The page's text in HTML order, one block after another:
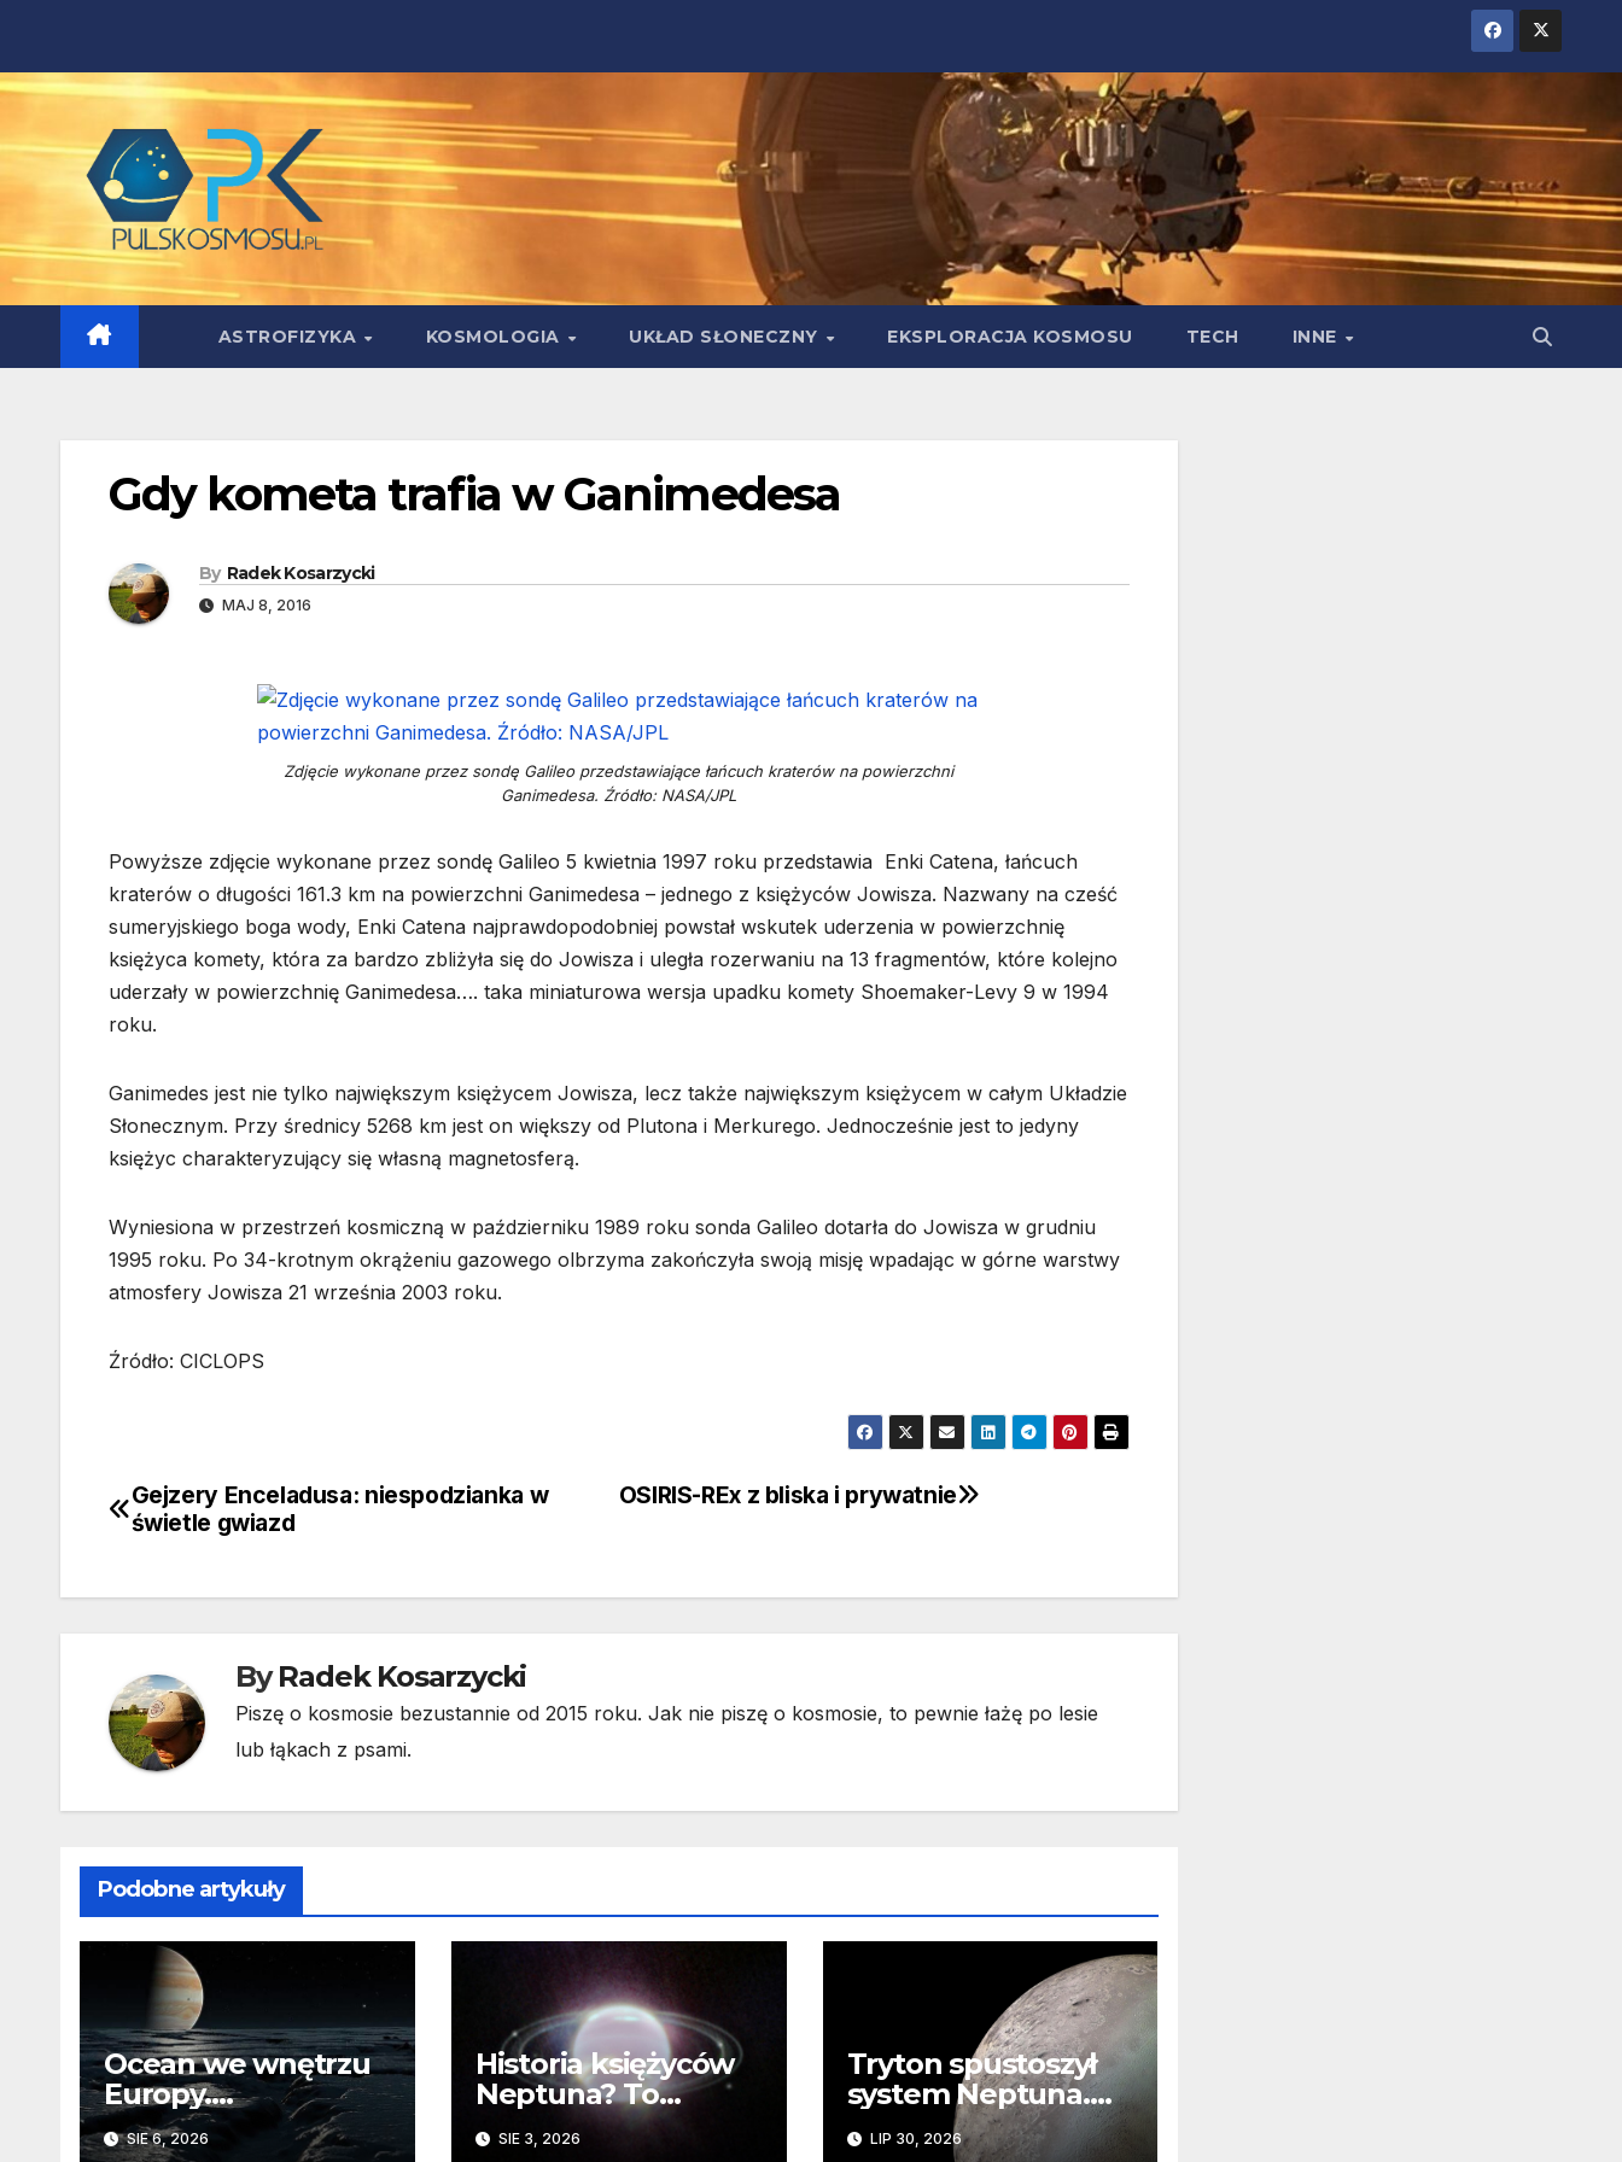
content
ASTROFIZYKA KOSMOLOGIA UKŁAD SŁONECZNY EKSPLORACJA KOSMOSU TECH INNE
Gdy kometa trafia w Ganimedesa
By Radek Kosarzycki
MAJ 8, 2016
Zdjęcie wykonane przez sondę Galileo przedstawiające łańcuch kraterów na powierzchni
Ganimedesa. Źródło: NASA/JPL
Powyższe zdjęcie wykonane przez sondę Galileo 5 kwietnia 1997 roku przedstawia Enki Catena, łańcuch
kraterów o długości 161.3 km na powierzchni Ganimedesa – jednego z księżyców Jowisza. Nazwany na cześć
sumeryjskiego boga wody, Enki Catena najprawdopodobniej powstał wskutek uderzenia w powierzchnię
księżyca komety, która za bardzo zbliżyła się do Jowisza i uległa rozerwaniu na 13 fragmentów, które kolejno
uderzały w powierzchnię Ganimedesa…. taka miniaturowa wersja upadku komety Shoemaker-Levy 9 w 1994
roku.
Ganimedes jest nie tylko największym księżycem Jowisza, lecz także największym księżycem w całym Układzie
Słonecznym. Przy średnicy 5268 km jest on większy od Plutona i Merkurego. Jednocześnie jest to jedyny
księżyc charakteryzujący się własną magnetosferą.
Wyniesiona w przestrzeń kosmiczną w październiku 1989 roku sonda Galileo dotarła do Jowisza w grudniu
1995 roku. Po 34-krotnym okrążeniu gazowego olbrzyma zakończyła swoją misję wpadając w górne warstwy
atmosfery Jowisza 21 września 2003 roku.
Źródło: CICLOPS
Nawigacja
OSIRIS-REx z bliska i prywatnie
Gejzery Enceladusa: niespodzianka w
świetle gwiazd
ByRadek Kosarzycki
Piszę o kosmosie bezustannie od 2015 roku. Jak nie piszę o kosmosie, to pewnie łażę po lesie
lub łąkach z psami.
Podobne artykuły
Ocean we wnętrzu
Europy.
Odizolowani przez
lodową barierę
SIE 6, 2026
Historia księżyców
Neptuna? To
skomplikowane
SIE 3, 2026
Tryton spustoszył
system Neptuna.
JWST odkrywa
ślady kosmicznej
LIP 30, 2026